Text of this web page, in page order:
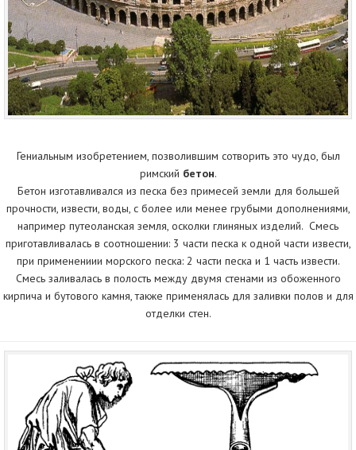
Гениальным изобретением, позволившим сотворить это чудо, был
римский бетон.
Бетон изготавливался из песка без примесей земли для большей
прочности, извести, воды, с более или менее грубыми дополнениями,
например путеоланская земля, осколки глиняных изделий. Смесь
приготавливалась в соотношении: 3 части песка к одной части извести,
при применениии морского песка: 2 части песка и 1 часть извести.
Смесь заливалась в полость между двумя стенами из обоженного
кирпича и бутового камня, также применялась для заливки полов и для
отделки стен.